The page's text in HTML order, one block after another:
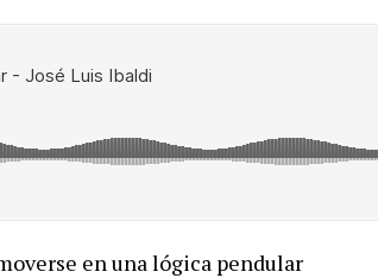
en una lógica pendular